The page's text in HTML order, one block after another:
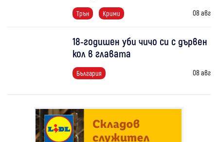
Трън Крими 08 авг
18-годишен уби чичо си с дървен
кол в главата
България 08 авг